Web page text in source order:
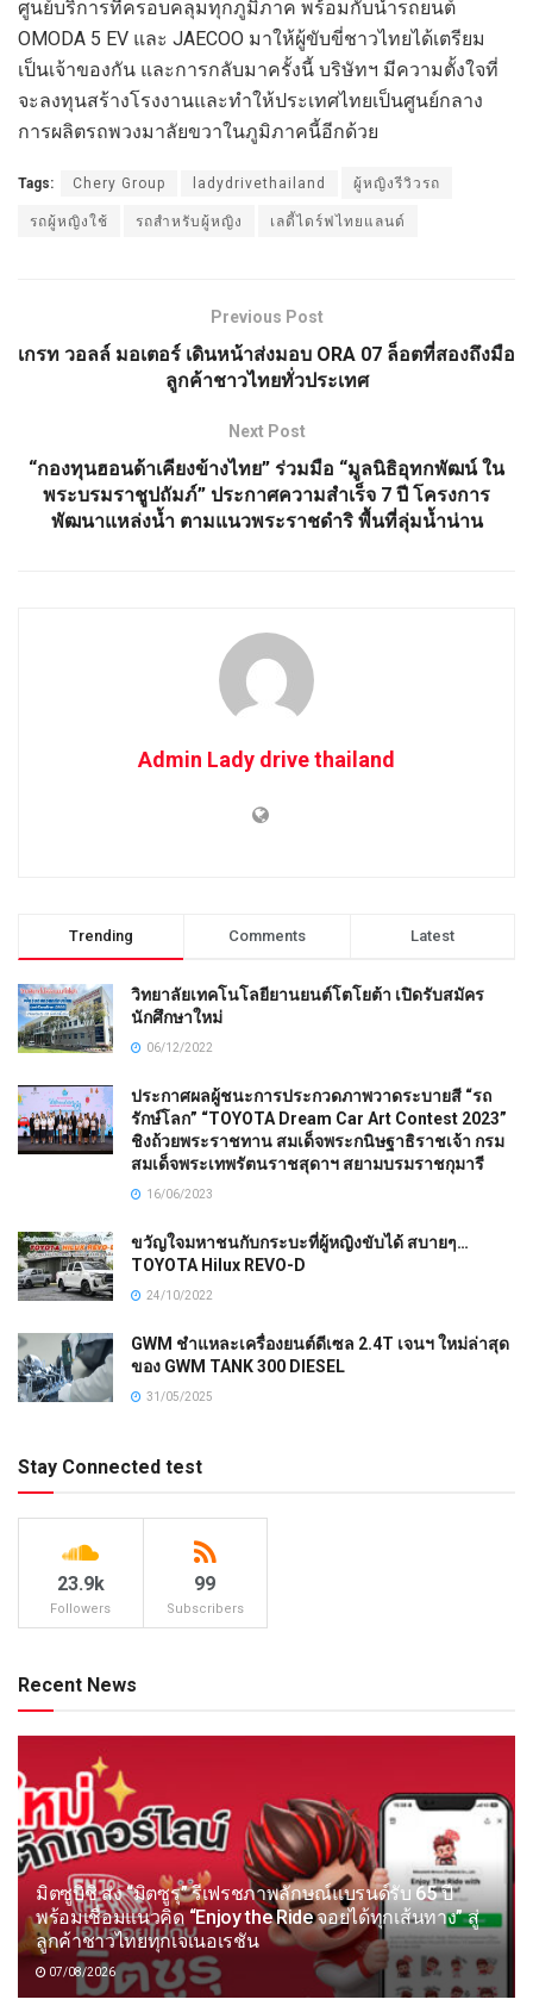
ศูนย์บริการที่ครอบคลุมทุกภูมิภาค พร้อมกับนำรถยนต์
OMODA 5 EV และ JAECOO มาให้ผู้ขับขี่ชาวไทยได้เตรียม
เป็นเจ้าของกัน และการกลับมาครั้งนี้ บริษัทฯ มีความตั้งใจที่
จะลงทุนสร้างโรงงานและทำให้ประเทศไทยเป็นศูนย์กลาง
การผลิตรถพวงมาลัยขวาในภูมิภาคนี้อีกด้วย
Tags: Chery Group ladydrivethailand ผู้หญิงรีวิวรถ
รถผู้หญิงใช้ รถสำหรับผู้หญิง เลดี้ไดร์ฟไทยแลนด์
Previous Post
เกรท วอลล์ มอเตอร์ เดินหน้าส่งมอบ ORA 07 ล็อตที่สองถึงมือ
ลูกค้าชาวไทยทั่วประเทศ
Next Post
“กองทุนฮอนด้าเคียงข้างไทย” ร่วมมือ “มูลนิธิอุทกพัฒน์ ใน
พระบรมราชูปถัมภ์” ประกาศความสำเร็จ 7 ปี โครงการ
พัฒนาแหล่งน้ำ ตามแนวพระราชดำริ พื้นที่ลุ่มน้ำน่าน
Admin Lady drive thailand
Trending Comments Latest
วิทยาลัยเทคโนโลยียานยนต์โตโยต้า เปิดรับสมัคร
นักศึกษาใหม่
06/12/2022
ประกาศผลผู้ชนะการประกวดภาพวาดระบายสี “รถ
รักษ์โลก” “TOYOTA Dream Car Art Contest 2023”
ชิงถ้วยพระราชทาน สมเด็จพระกนิษฐาธิราชเจ้า กรม
สมเด็จพระเทพรัตนราชสุดาฯ สยามบรมราชกุมารี
16/06/2023
ขวัญใจมหาชนกับกระบะที่ผู้หญิงขับได้ สบายๆ…
TOYOTA Hilux REVO-D
24/10/2022
GWM ชำแหละเครื่องยนต์ดีเซล 2.4T เจนฯ ใหม่ล่าสุด
ของ GWM TANK 300 DIESEL
31/05/2025
Stay Connected test
23.9k
Followers
99
Subscribers
Recent News
มิตซูบิชิ ส่ง “มิตซูรุ” รีเฟรชภาพลักษณ์แบรนด์รับ 65 ปี
พร้อมเชื่อมแนวคิด “Enjoy the Ride จอยได้ทุกเส้นทาง” สู่
ลูกค้าชาวไทยทุกเจเนอเรชัน
07/08/2026